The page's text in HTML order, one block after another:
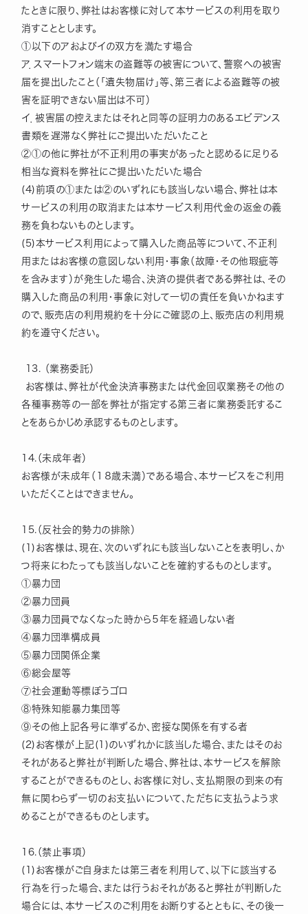
たときに限り、弊社はお客様に対して本サービスの利用を取り
消すこととします。
①以下のアおよびイの双方を満たす場合
ア．スマートフォン端末の盗難等の被害について、警察への被害
届を提出したこと（「遺失物届け」等、第三者による盗難等の被
害を証明できない届出は不可）
イ．被害届の控えまたはそれと同等の証明力のあるエビデンス
書類を遅滞なく弊社にご提出いただいたこと
②①の他に弊社が不正利用の事実があったと認めるに足りる
相当な資料を弊社にご提出いただいた場合
(4)前項の①または②のいずれにも該当しない場合、弊社は本
サービスの利用の取消または本サービス利用代金の返金の義
務を負わないものとします。
(5)本サービス利用によって購入した商品等について、不正利
用またはお客様の意図しない利用・事象（故障・その他瑕疵等
を含みます）が発生した場合、決済の提供者である弊社は、その
購入した商品の利用・事象に対して一切の責任を負いかねます
ので、販売店の利用規約を十分にご確認の上、販売店の利用規
約を遵守ください。
13. （業務委託）
お客様は、弊社が代金決済事務または代金回収業務その他の
各種事務等の一部を弊社が指定する第三者に業務委託するこ
とをあらかじめ承認するものとします。
14.（未成年者）
お客様が未成年（１８歳未満）である場合、本サービスをご利用
いただくことはできません。
15.（反社会的勢力の排除）
(1)お客様は、現在、次のいずれにも該当しないことを表明し、か
つ将来にわたっても該当しないことを確約するものとします。
①暴力団
②暴力団員
③暴力団員でなくなった時から５年を経過しない者
④暴力団準構成員
⑤暴力団関係企業
⑥総会屋等
⑦社会運動等標ぼうゴロ
⑧特殊知能暴力集団等
⑨その他上記各号に準ずるか、密接な関係を有する者
(2)お客様が上記(1)のいずれかに該当した場合、またはそのお
それがあると弊社が判断した場合、弊社は、本サービスを解除
することができるものとし、お客様に対し、支払期限の到来の有
無に関わらず一切のお支払いについて、ただちに支払うよう求
めることができるものとします。
16.（禁止事項）
(1)お客様がご自身または第三者を利用して、以下に該当する
行為を行った場合、または行うおそれがあると弊社が判断した
場合には、本サービスのご利用をお断りするとともに、その後一